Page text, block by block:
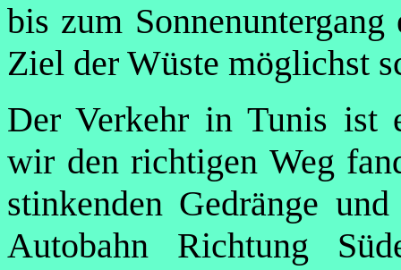
bis zum
Ziel der Wüste möglichst
Der Verkehr in Tunis ist
wir den richtigen Weg
stinkenden Gedränge
Autobahn Richtung